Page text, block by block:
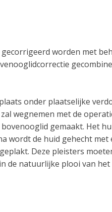
worden met
onder plaatselijke
wegnemen met de
gemaakt. Het
wordt de huid gehecht met
Deze pleisters
de natuurlijke plooi van